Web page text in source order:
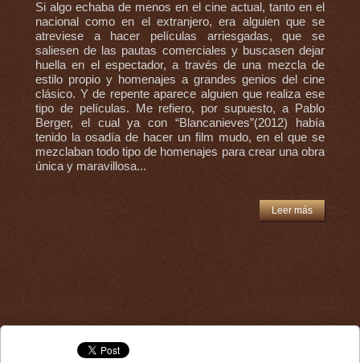
Si algo echaba de menos en el cine actual, tanto en el
nacional como en el extranjero, era alguien que se
atreviese a hacer películas arriesgadas, que se
saliesen de las pautas comerciales y buscasen dejar
huella en el espectador, a través de una mezcla de
estilo propio y homenajes a grandes genios del cine
clásico. Y de repente aparece alguien que realiza ese
tipo de películas. Me refiero, por supuesto, a Pablo
Berger, el cual ya con “Blancanieves”(2012) había
tenido la osadía de hacer un film mudo, en el que se
mezclaban todo tipo de homenajes para crear una obra
única y maravillosa...
Leer más